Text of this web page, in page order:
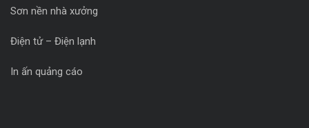
Sơn nền nhà xưởng
Điện tử – Điện lạnh
In ấn quảng cáo